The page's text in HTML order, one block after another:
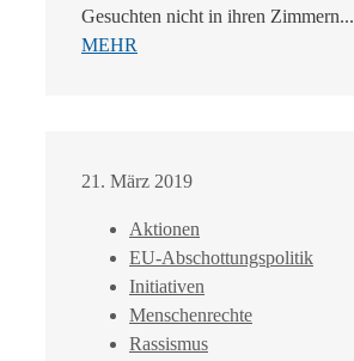
Gesuchten nicht in ihren Zimmern...
MEHR
21. März 2019
Aktionen
EU-Abschottungspolitik
Initiativen
Menschenrechte
Rassismus